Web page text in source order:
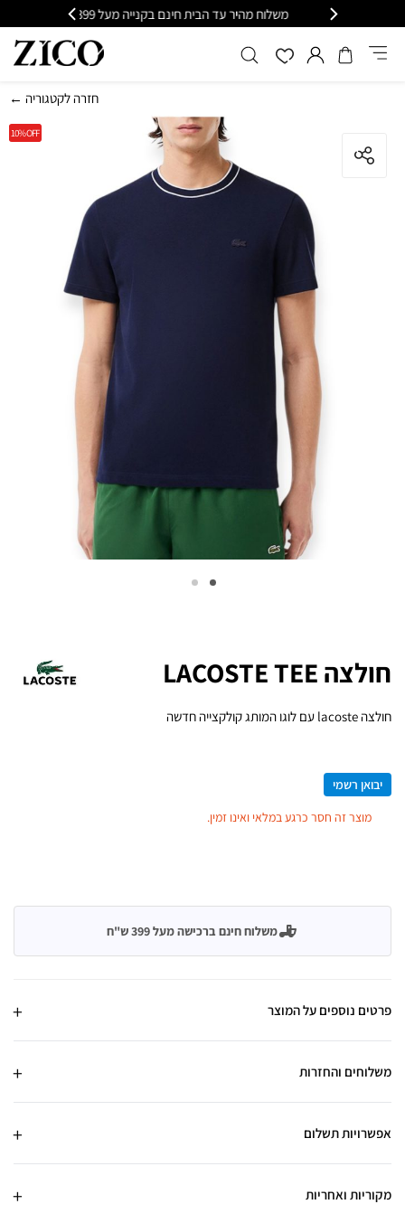
משלוח מהיר עד הבית חינם בקנייה מעל 399
← חזרה לקטגוריה
10%OFF
חולצה LACOSTE TEE
חולצה lacoste עם לוגו המותג קולקצייה חדשה
יבואן רשמי
מוצר זה חסר כרגע במלאי ואינו זמין.
משלוח חינם ברכישה מעל 399 ש"ח
פרטים נוספים על המוצר
משלוחים והחזרות
אפשרויות תשלום
מקוריות ואחריות